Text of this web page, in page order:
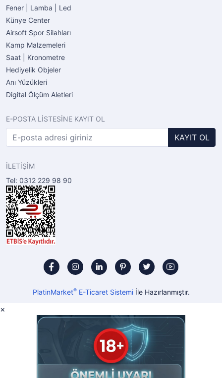
Fener | Lamba | Led
Künye Center
Airsoft Spor Silahları
Kamp Malzemeleri
Saat | Kronometre
Hediyelik Objeler
Anı Yüzükleri
Digital Ölçüm Aletleri
E-POSTA LİSTESİNE KAYIT OL
KAYIT OL
İLETİŞİM
Tel: 0312 229 98 90
PlatinMarket®E-Ticaret Sistemiİle Hazırlanmıştır.
×